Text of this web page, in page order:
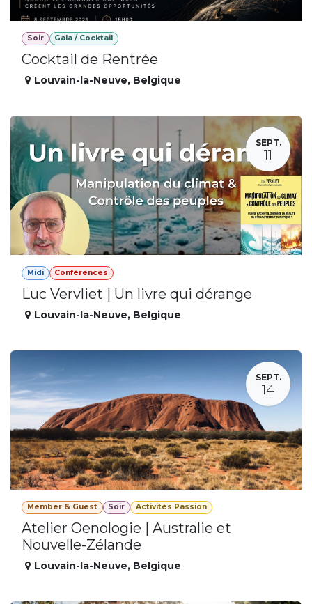
Soir Gala / Cocktail
Cocktail de Rentrée
Louvain-la-Neuve, Belgique
SEPT.
11
Midi Conférences
Luc Vervliet | Un livre qui dérange
Louvain-la-Neuve, Belgique
SEPT.
14
Member & Guest Soir Activités Passion
Atelier Oenologie | Australie et
Nouvelle-Zélande
Louvain-la-Neuve, Belgique